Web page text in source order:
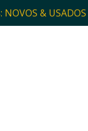
NOVOS & USADOS